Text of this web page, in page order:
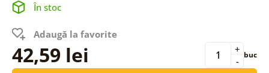
În stoc
Adaugă la favorite
42,59 lei -
+ buc